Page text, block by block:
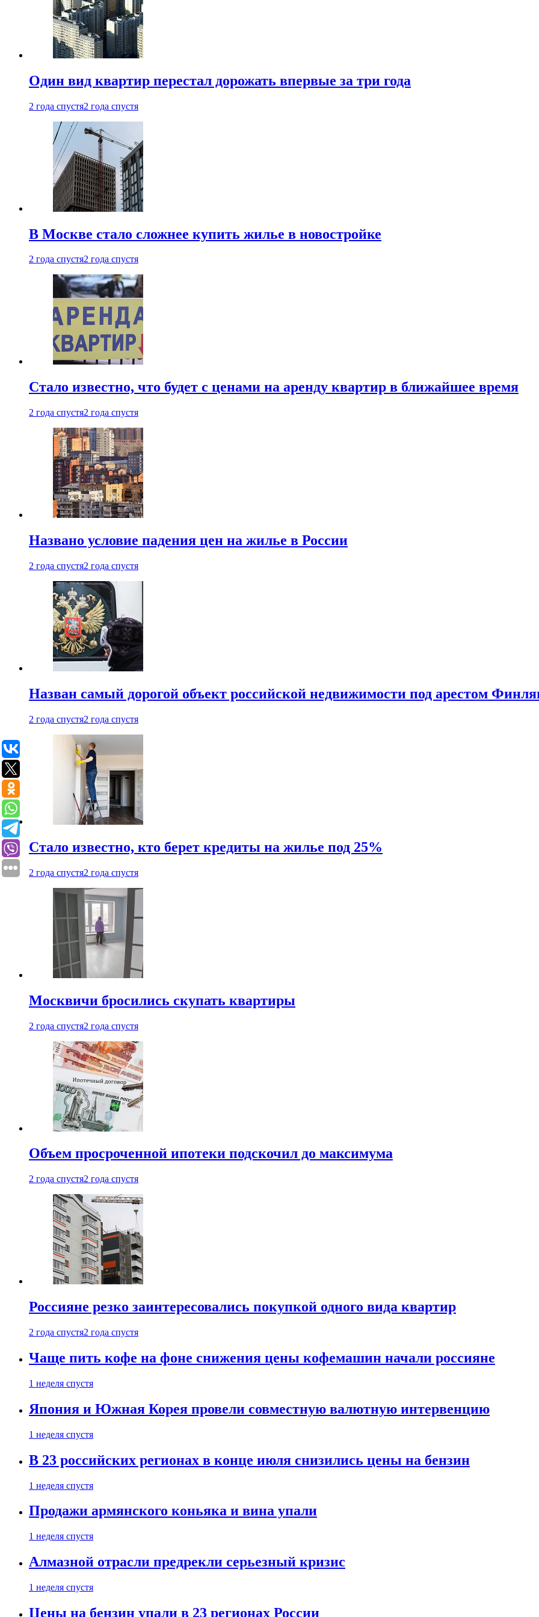
Один вид квартир перестал дорожать впервые за три года
2 года спустя2 года спустя
В Москве стало сложнее купить жилье в новостройке
2 года спустя2 года спустя
Стало известно, что будет с ценами на аренду квартир в ближайшее время
2 года спустя2 года спустя
Названо условие падения цен на жилье в России
2 года спустя2 года спустя
Назван самый дорогой объект российской недвижимости под арестом
2 года спустя2 года спустя
Стало известно, кто берет кредиты на жилье под 25%
2 года спустя2 года спустя
Москвичи бросились скупать квартиры
2 года спустя2 года спустя
Объем просроченной ипотеки подскочил до максимума
2 года спустя2 года спустя
Россияне резко заинтересовались покупкой одного вида квартир
2 года спустя2 года спустя
Чаще пить кофе на фоне снижения цены кофемашин начали россияне
1 неделя спустя
Япония и Южная Корея провели совместную валютную интервенцию
1 неделя спустя
В 23 российских регионах в конце июля снизились цены на бензин
1 неделя спустя
Продажи армянского коньяка и вина упали
1 неделя спустя
Алмазной отрасли предрекли серьезный кризис
1 неделя спустя
Цены на бензин упали в 23 регионах России